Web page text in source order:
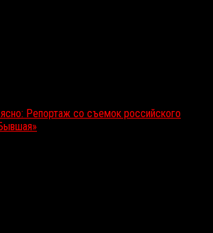
ясно: Репортаж со съемок российского